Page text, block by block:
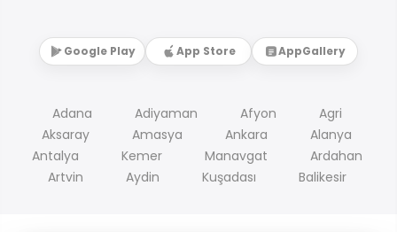
Google Play App Store AppGallery
Adana Adiyaman Afyon
Agri
Aksaray
Amasya Ankara
Alanya
Antalya
Kemer Manavgat
Ardahan
Artvin
Aydin Kuşadası Balikesir